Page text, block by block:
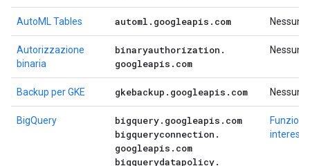
AutoML Tables automl . googleapis . com Nessuno
Autorizzazione
binaria
binaryauthorization .
googleapis . com
Nessuno
Backup per GKE gkebackup . googleapis . com Nessuno
BigQuery bigquery. googleapis . com
bigqueryconnection .
googleapis . com
bigquerydatapolicy.